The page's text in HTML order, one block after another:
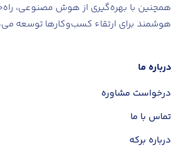
همچنین با بهره‌گیری از هوش مصنوعی،
هوشمند برای ارتقاء کسب‌وکارها توسعه
درباره ما
درخواست مشاوره
تماس با ما
درباره برکه